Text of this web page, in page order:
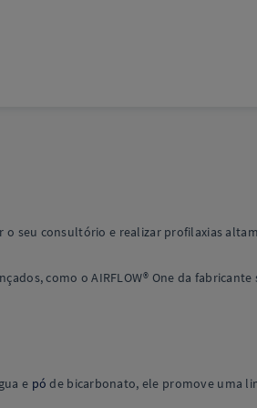
seu consultório e realizar profilaxias
como o AIRFLOW® One da fabricante
e pó de bicarbonato, ele promove uma